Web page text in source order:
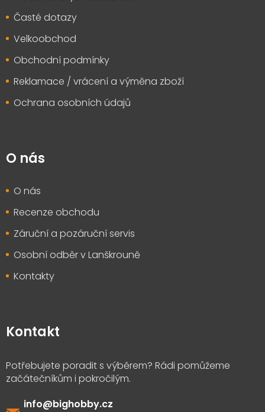
Časté dotazy
Velkoobchod
Obchodní podmínky
Reklamace / vrácení a výměna zboží
Ochrana osobních údajů
O nás
O nás
Recenze obchodu
Záruční a pozáruční servis
Osobní odběr v Lanškrouně
Kontakty
Kontakt
info@bighobby.cz